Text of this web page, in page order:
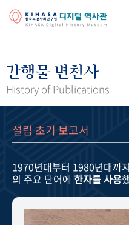
걸어온 길 기관 변천사
정책과 연구 키워드로 보는
기록물 아카이브
사진 아카이브 문서 기록물
간행물 변천사
History of Publications
설립 초기 보고서
1970년대부터 1980년대까지
의 주요 단어에 한자를 사용